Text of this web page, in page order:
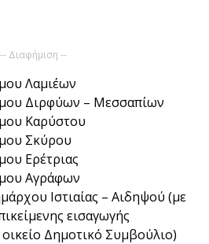
-- Διαφήμιση --
Λαμιέων
Διρφύων – Μεσσαπίων
Καρύστου
Σκύρου
Ερέτριας
Αγράφων
Ιστιαίας – Αιδηψού (με
εισαγωγής
Δημοτικό Συμβούλιο)